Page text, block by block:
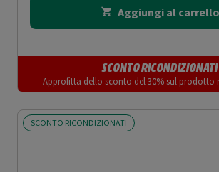
Aggiungi al carrello
SCONTO RICONDIZIONATI
Approfitta dello sconto del 30% sul prodotto
SCONTO RICONDIZIONATI